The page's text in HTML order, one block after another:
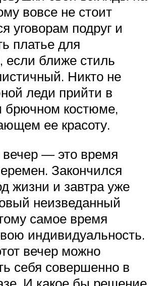
вовсе не стоит
уговорам подруг и
платье для
если ближе стиль
Никто не
леди прийти в
брючном костюме,
ее красоту.
— это время
Закончился
жизни и завтра уже
неизведанный
самое время
индивидуальность.
вечер можно
себя совершенно в